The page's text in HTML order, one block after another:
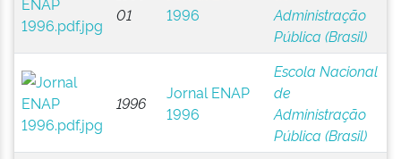
01
1996
Administração
Pública (Brasil)
1996
Jornal ENAP
1996
Escola Nacional
de
Administração
Pública (Brasil)